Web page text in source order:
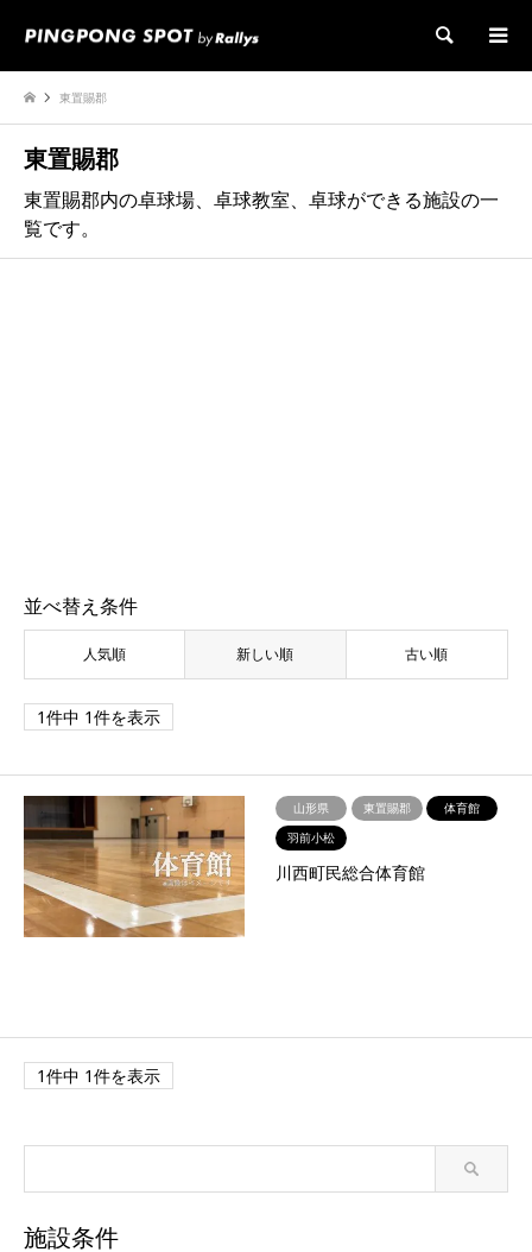
検索
東置賜郡
東置賜郡
東置賜郡内の卓球場、卓球教室、卓球ができる施設の一
覧です。
並べ替え条件
人気順 新しい順 古い順
1件中 1件を表示
山形県 東置賜郡
体育館
羽前小松
川西町民総合体育館
1件中 1件を表示
施設条件